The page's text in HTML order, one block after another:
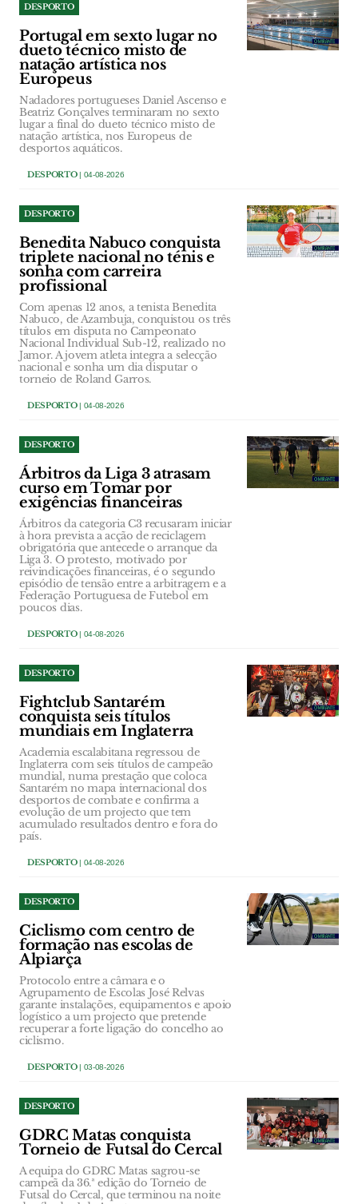
DESPORTO
Portugal em sexto lugar no
dueto técnico misto de
natação artística nos
Europeus
Nadadores portugueses Daniel Ascenso e
Beatriz Gonçalves terminaram no sexto
lugar a final do dueto técnico misto de
natação artística, nos Europeus de
desportos aquáticos.
DESPORTO| 04-08-2026
DESPORTO
Benedita Nabuco conquista
triplete nacional no ténis e
sonha com carreira
profissional
Com apenas 12 anos, a tenista Benedita
Nabuco, de Azambuja, conquistou os três
títulos em disputa no Campeonato
Nacional Individual Sub-12, realizado no
Jamor. A jovem atleta integra a selecção
nacional e sonha um dia disputar o
torneio de Roland Garros.
DESPORTO| 04-08-2026
DESPORTO
Árbitros da Liga 3 atrasam
curso em Tomar por
exigências financeiras
Árbitros da categoria C3 recusaram iniciar
à hora prevista a acção de reciclagem
obrigatória que antecede o arranque da
Liga 3. O protesto, motivado por
reivindicações financeiras, é o segundo
episódio de tensão entre a arbitragem e a
Federação Portuguesa de Futebol em
poucos dias.
DESPORTO| 04-08-2026
DESPORTO
Fightclub Santarém
conquista seis títulos
mundiais em Inglaterra
Academia escalabitana regressou de
Inglaterra com seis títulos de campeão
mundial, numa prestação que coloca
Santarém no mapa internacional dos
desportos de combate e confirma a
evolução de um projecto que tem
acumulado resultados dentro e fora do
país.
DESPORTO| 04-08-2026
DESPORTO
Ciclismo com centro de
formação nas escolas de
Alpiarça
Protocolo entre a câmara e o
Agrupamento de Escolas José Relvas
garante instalações, equipamentos e apoio
logístico a um projecto que pretende
recuperar a forte ligação do concelho ao
ciclismo.
DESPORTO| 03-08-2026
DESPORTO
GDRC Matas conquista
Torneio de Futsal do Cercal
A equipa do GDRC Matas sagrou-se
campeã da 36.ª edição do Torneio de
Futsal do Cercal, que terminou na noite